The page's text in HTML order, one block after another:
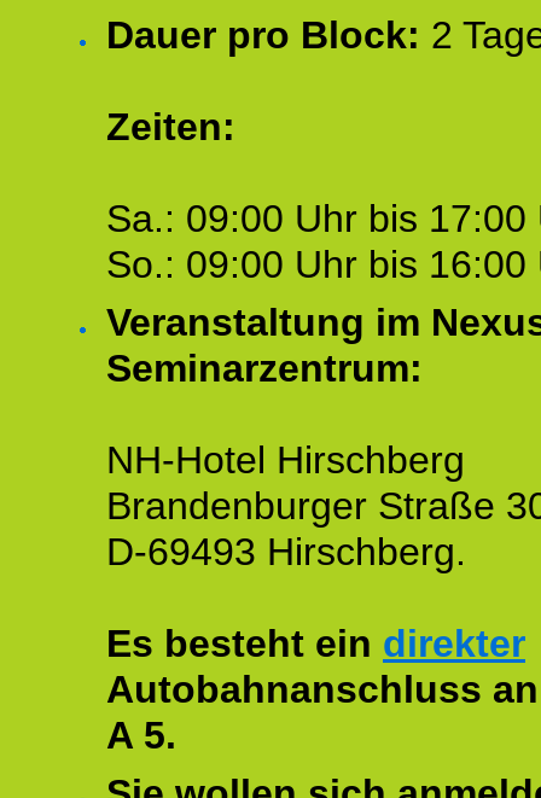
Dauer pro Block: 2
Zeiten:
Sa.: 09:00 Uhr bis 17:00
So.: 09:00 Uhr bis 16:00
Veranstaltung im
Seminarzentrum:
NH-Hotel Hirschberg
Brandenburger Straße
D-69493 Hirschberg.
Es besteht ein direkter
Autobahnanschluss
A 5.